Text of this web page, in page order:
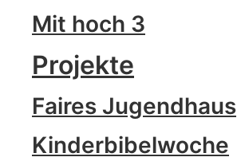
Mit hoch 3
Projekte
Faires Jugendhaus
Kinderbibelwoche